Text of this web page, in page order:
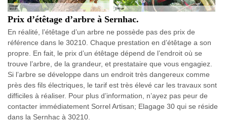
Prix d’étêtage d’arbre à Sernhac.
En réalité, l’étêtage d’un arbre ne possède pas des prix de
référence dans le 30210. Chaque prestation en d’étêtage a son
propre. En fait, le prix d’un étêtage dépend de l’endroit où se
trouve l’arbre, de la grandeur, et prestataire que vous engagiez.
Si l’arbre se développe dans un endroit très dangereux comme
près des fils électriques, le tarif est très élevé car les travaux sont
difficiles à réaliser. Pour plus d’information, n’ayez pas peur de
contacter immédiatement Sorrel Artisan; Elagage 30 qui se réside
dans la Sernhac à 30210.